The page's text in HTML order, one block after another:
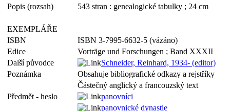
Popis (rozsah)
543 stran : genealogické tabulky ; 24 cm
EXEMPLÁŘE
ISBN
ISBN 3-7995-6632-5 (vázáno)
Edice
Vorträge und Forschungen ; Band XXXII
Další původce
Schneider, Reinhard, 1934- (editor)
Poznámka
Obsahuje bibliografické odkazy a rejstříky
Částečný anglický a francouzský text
Předmět - heslo
panovníci
panovnické dynastie